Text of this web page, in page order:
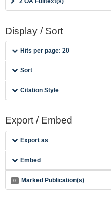
Display / Sort
Hits per page: 20
Sort
Citation Style
Export / Embed
Export as
Embed
0 Marked Publication(s)